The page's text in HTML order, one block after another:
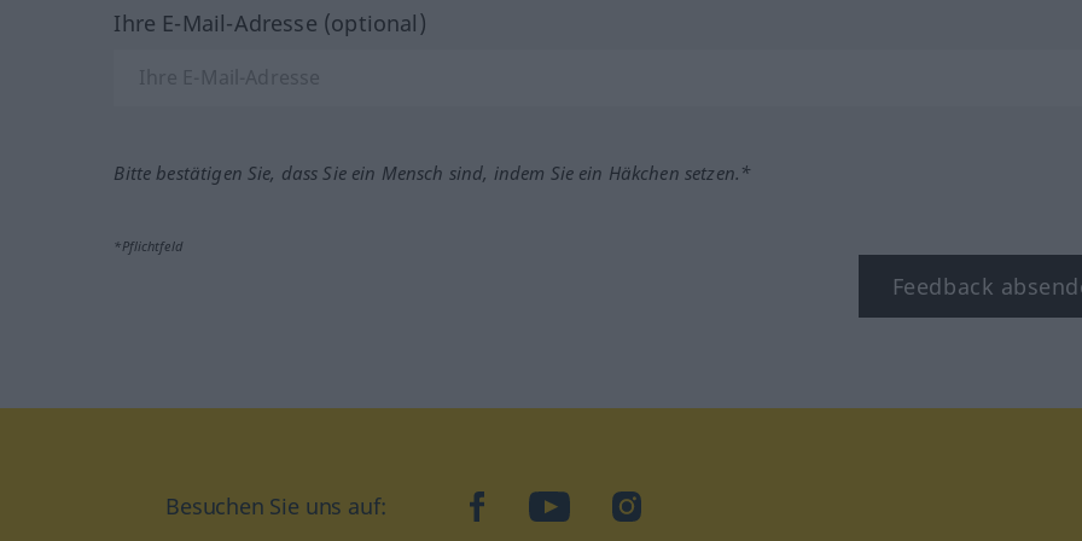
Ihre E-Mail-Adresse (optional)
Bitte bestätigen Sie, dass Sie ein Mensch sind, indem Sie ein Häkchen setzen.*
*Pflichtfeld
Feedback
Besuchen Sie uns auf: facebookYouTubeInstagram